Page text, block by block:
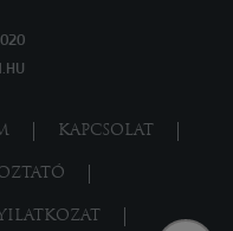
KAPCSOLAT